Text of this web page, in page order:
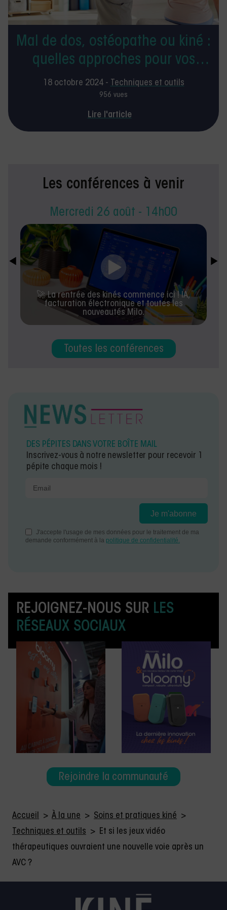
Mal de dos, ostéopathe ou kiné :
quelles approches pour vos
patients ?
18 octobre 2024 - Techniques et outils
956 vues
Lire l'article
Les conférences à venir
Mercredi 26 août - 14h00
🚀 La rentrée des kinés commence ici ! IA,
facturation électronique et toutes les
nouveautés Milo.
Toutes les conférences
DES PÉPITES DANS VOTRE BOÎTE MAIL
Inscrivez-vous à notre newsletter pour recevoir 1
pépite chaque mois !
REJOIGNEZ-NOUS SUR LES
RÉSEAUX SOCIAUX
Rejoindre la communauté
Accueil > À la une > Soins et pratiques kiné >
Techniques et outils > Et si les jeux vidéo
thérapeutiques ouvraient une nouvelle voie après un
AVC ?